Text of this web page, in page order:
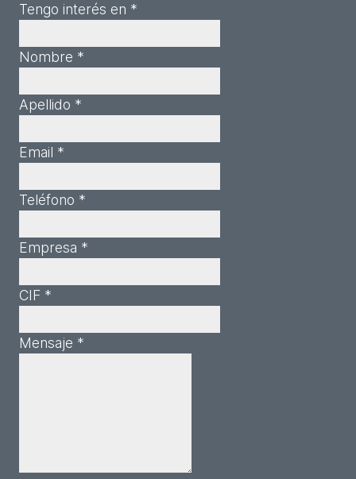
Tengo interés en *
Nombre *
Apellido *
Email *
Teléfono *
Empresa *
CIF *
Mensaje *